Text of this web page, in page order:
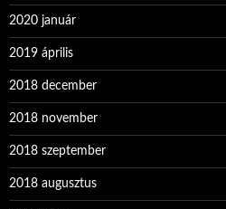
2020 január
2019 április
2018 december
2018 november
2018 szeptember
2018 augusztus